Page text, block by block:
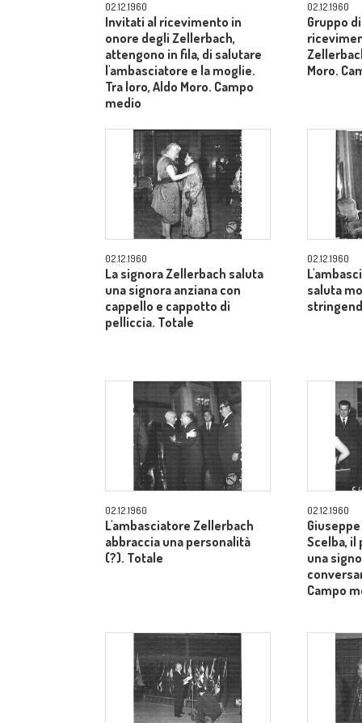
02.12.1960
Invitati al ricevimento in
onore degli Zellerbach,
attengono in fila, di salutare
l'ambasciatore e la moglie.
Tra loro, Aldo Moro. Campo
medio
02.12.1960
Gruppo
Moro.
02.12.1960
La signora Zellerbach saluta
una signora anziana con
cappello e cappotto di
pelliccia. Totale
02.12.1960
saluta
02.12.1960
L'ambasciatore Zellerbach
abbraccia una personalità
(?). Totale
02.12.1960
Scelba,
una
Campo